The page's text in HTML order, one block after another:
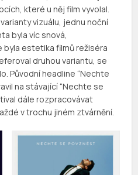
které u něj film vyvolal.
vizuálu, jednu noční
byla víc snová,
byla estetika filmů režiséra
druhou variantu, se
Původní headline “Nechte
na stávající “Nechte se
dále rozpracovávat
v trochu jiném ztvárnění.